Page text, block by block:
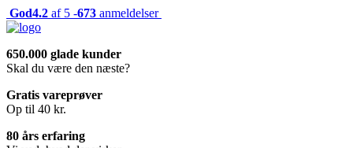
God4.2 af 5 -673 anmeldelser
650.000 glade kunder
Skal du være den næste?
Gratis vareprøver
Op til 40 kr.
80 års erfaring